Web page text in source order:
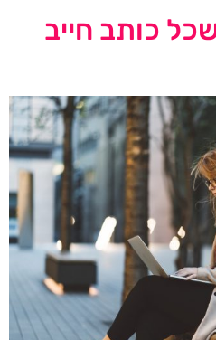
שכל כותב חייב